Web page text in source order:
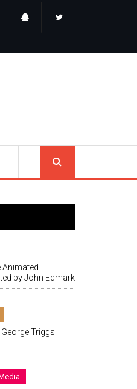
Animated
by John Edmark
Triggs